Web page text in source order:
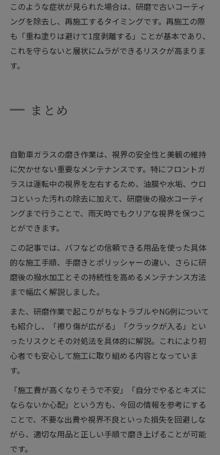
このような症状が見られた場合は、研磨で古いコーティ
ングを除去し、再施工するタイミングです。再施工の際
も「重ね塗りは避けて1度剥離する」ことが基本であり、
これを守らないと層状にムラができるリスクが高まりま
す。
まとめ
自動車ガラスの磨き作業は、視界の安全性と美観の維持
に欠かせない重要なメンテナンスです。特にフロントガ
ラスは運転中の視界を左右するため、油膜や水垢、ウロ
コといった汚れの除去に加えて、研磨後の撥水コーティ
ングまで行うことで、雨天時でもクリアな視界を保つこ
とができます。
この記事では、バフなどの信頼できる用品を使った具体
的な施工手順、手磨きとポリッシャーの違い、さらに研
磨後の撥水加工とその持続性を高めるメンテナンス方法
まで幅広く解説しました。
また、研磨作業で起こりがちなトラブルやNG例について
も紹介し、「擦り傷が広がる」「クラックが入る」とい
ったリスクとその対処法を具体的に解説。これにより初
心者でも安心して施工に取り組める内容となっていま
す。
「施工費が高くなりそうで不安」「自分でやるとキズに
ならないか心配」という方も、今回の情報を参考にする
ことで、不要な出費や視界不良といった損失を回避しな
がら、適切な用品と正しい手順で磨き上げることが可能
です。